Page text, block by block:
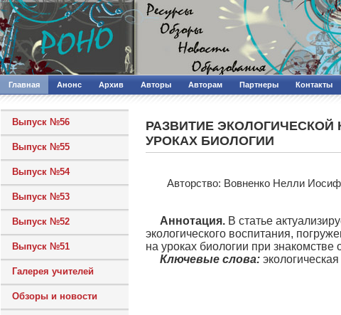
Главная Анонс Архив Авторы Авторам Партнеры Контакты
Выпуск №56
Выпуск №55
Выпуск №54
Выпуск №53
Выпуск №52
Выпуск №51
Галерея учителей
Обзоры и новости
РАЗВИТИЕ
УРОКАХ БИОЛОГИИ
Авторcтво: Вовненко Нелли
Аннотация. В статье
экологического воспитания,
на уроках биологии при
Ключевые слова: